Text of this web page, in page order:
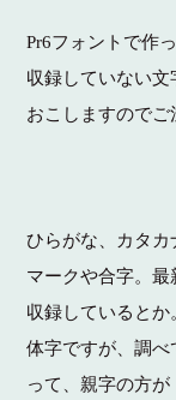
Pr6フォントで作
収録していない
おこしますのでご
ひらがな、カタカ
マークや合字。最
収録していると
体字ですが、調べ
って、親字の方